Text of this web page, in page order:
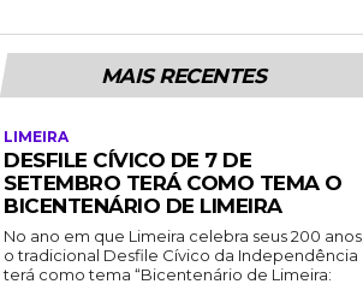
MAIS RECENTES
LIMEIRA
DESFILE CÍVICO DE 7 DE
SETEMBRO TERÁ COMO TEMA O
BICENTENÁRIO DE LIMEIRA
No ano em que Limeira celebra seus 200 anos,
o tradicional Desfile Cívico da Independência
terá como tema “Bicentenário de Limeira: